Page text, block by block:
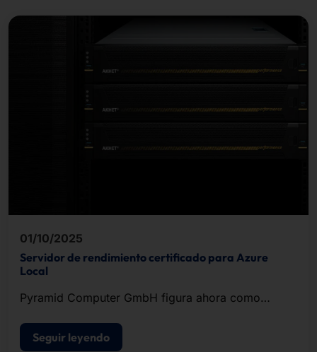
01/10/2025
Servidor de rendimiento certificado para Azure
Local
Pyramid Computer GmbH figura ahora como
locales de Microsoft Azure.
Seguir leyendo